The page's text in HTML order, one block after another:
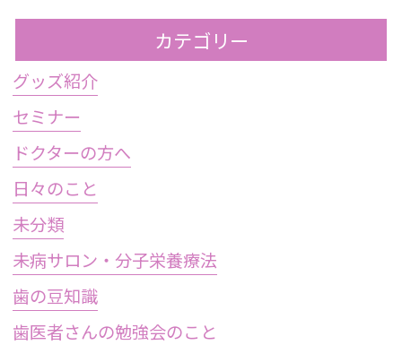
カテゴリー
グッズ紹介
セミナー
ドクターの方へ
日々のこと
未分類
未病サロン・分子栄養療法
歯の豆知識
歯医者さんの勉強会のこと